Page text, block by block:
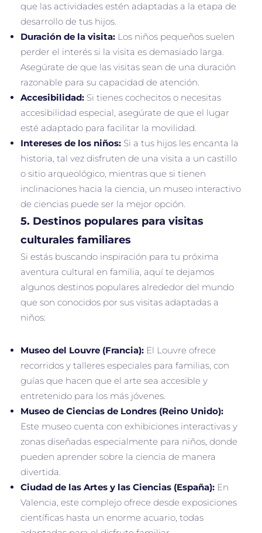
que las actividades estén adaptadas a la etapa de
desarrollo de tus hijos.
Duración de la visita: Los niños pequeños suelen
perder el interés si la visita es demasiado larga.
Asegúrate de que las visitas sean de una duración
razonable para su capacidad de atención.
Accesibilidad: Si tienes cochecitos o necesitas
accesibilidad especial, asegúrate de que el lugar
esté adaptado para facilitar la movilidad.
Intereses de los niños: Si a tus hijos les encanta la
historia, tal vez disfruten de una visita a un castillo
o sitio arqueológico, mientras que si tienen
inclinaciones hacia la ciencia, un museo interactivo
de ciencias puede ser la mejor opción.
5. Destinos populares para visitas
culturales familiares
Si estás buscando inspiración para tu próxima
aventura cultural en familia, aquí te dejamos
algunos destinos populares alrededor del mundo
que son conocidos por sus visitas adaptadas a
niños:
Museo del Louvre (Francia): El Louvre ofrece
recorridos y talleres especiales para familias, con
guías que hacen que el arte sea accesible y
entretenido para los más jóvenes.
Museo de Ciencias de Londres (Reino Unido):
Este museo cuenta con exhibiciones interactivas y
zonas diseñadas especialmente para niños, donde
pueden aprender sobre la ciencia de manera
divertida.
Ciudad de las Artes y las Ciencias (España): En
Valencia, este complejo ofrece desde exposiciones
científicas hasta un enorme acuario, todas